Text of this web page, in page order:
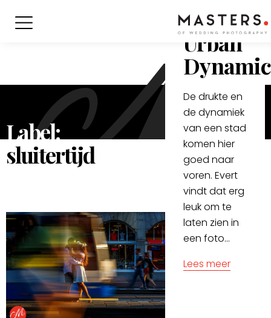
Label:
sluitertijd
de foto
Urban
De drukte en
de dynamiek
van een stad
komen hier
goed naar
voren. Evert
vindt dat erg
leuk om te
laten zien in
een foto...
Lees meer